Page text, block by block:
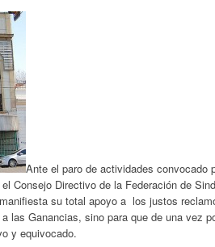
Ante el paro de actividades convocado
Consejo Directivo de la Federación de
su total apoyo a los justos
las Ganancias, sino para que de una vez
y equivocado.